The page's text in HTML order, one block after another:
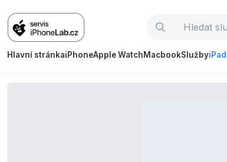
Hlavní stránkaiPhoneApple WatchMacbookSlužbyiPad